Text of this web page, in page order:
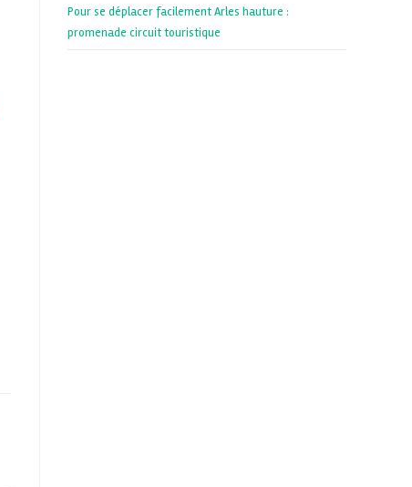
Pour se déplacer facilement Arles hauture :
promenade circuit touristique